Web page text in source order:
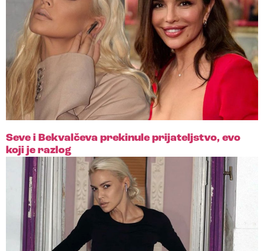
Seve i Bekvalčeva prekinule prijateljstvo, evo
koji je razlog